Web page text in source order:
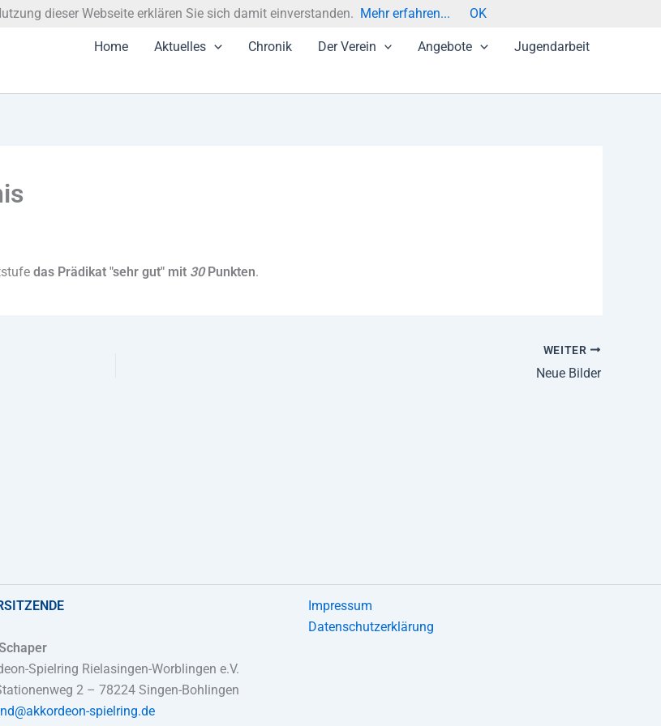
Home Aktuelles Chronik Der Verein Angebote Jugendarbeit
das Prädikat "sehr gut" mit 30Punkten.
WEITER
Neue Bilder
Spielring Rielasingen-Worblingen e.V.
2 – 78224 Singen-Bohlingen
spielring.de
Impressum
Datenschutzerklärung
dieser Webseite erklären Sie sich damit einverstanden. Mehr erfahren... OK